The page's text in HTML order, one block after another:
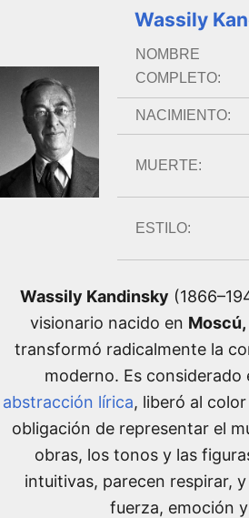
Wassily
NOMBRE
COMPLETO:
NACIMIENTO:
MUERTE:
ESTILO:
Wassily Kandinsky
visionario nacido en Moscú,
transformó radicalmente la
moderno. Es considerado
abstracción lírica, liberó al
obligación de representar el
obras, los tonos y las
intuitivas, parecen respirar,
fuerza, emoción